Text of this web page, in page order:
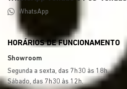
WhatsApp
HORÁRIOS DE FUNCIONAMENTO
Showroom
Segunda a sexta, das 7h30 às 18h.
Sábado, das 7h30 às 12h.